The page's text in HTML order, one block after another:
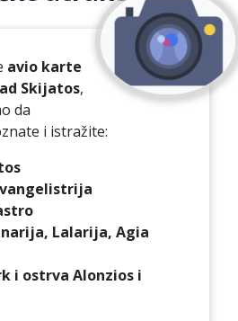
avio karte
Skijatos,
da
i istražite:
Lalarija, Agia
i ostrva Alonzios i